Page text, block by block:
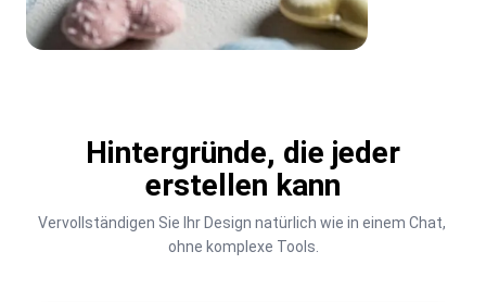
Hintergründe, die jeder
erstellen kann
Vervollständigen Sie Ihr Design natürlich wie in einem Chat,
ohne komplexe Tools.